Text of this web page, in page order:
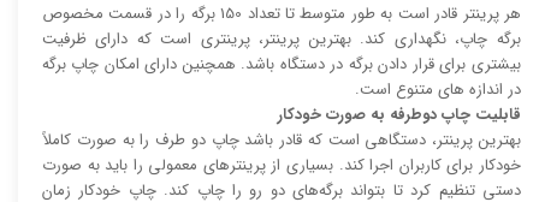
هر پرینتر قادر است به طور متوسط تا تعداد 150 برگه را در قسمت مخصوص
برگه چاپ، نگهداری کند. بهترین پرینتر، پرینتری است که دارای ظرفیت
بیشتری برای قرار دادن برگه در دستگاه باشد. همچنین دارای امکان چاپ برگه
در اندازه های متنوع است.
قابلیت چاپ دوطرفه به صورت خودکار
بهترین پرینتر، دستگاهی است که قادر باشد چاپ دو طرف را به صورت کاملاً
خودکار برای کاربران اجرا کند. بسیاری از پرینتر‌های معمولی را باید به صورت
دستی تنظیم کرد تا بتواند برگه‌های دو رو را چاپ کند. چاپ خودکار زمان